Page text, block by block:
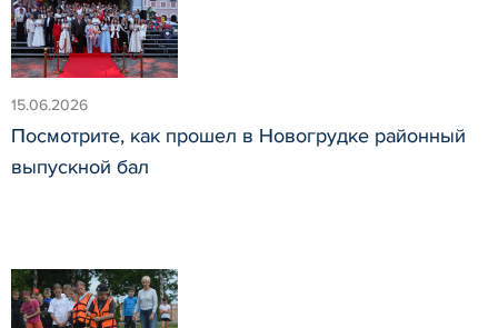
15.06.2026
Посмотрите, как прошел в Новогрудке районный
выпускной бал